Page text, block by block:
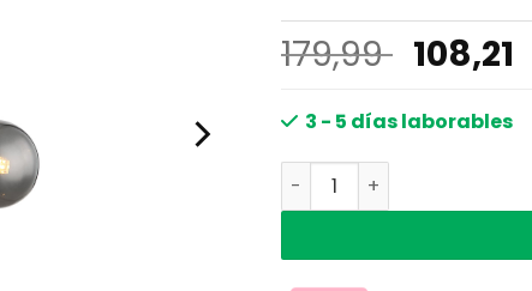
179,99 El
precio
original
108,21
3 - 5 días laborables
Lámpara de mesa negra